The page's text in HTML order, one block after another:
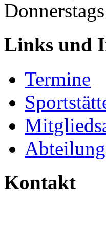
Links und
Termine
Kontakt